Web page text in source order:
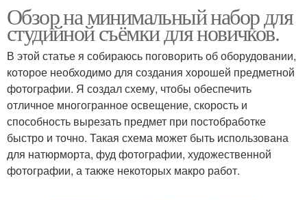
Обзор на минимальный набор для
студийной съёмки для новичков.
В этой статье я собираюсь поговорить об оборудовании,
которое необходимо для создания хорошей предметной
фотографии. Я создал схему, чтобы обеспечить
отличное многогранное освещение, скорость и
способность вырезать предмет при постобработке
быстро и точно. Такая схема может быть использована
для натюрморта, фуд фотографии, художественной
фотографии, а также некоторых макро работ.